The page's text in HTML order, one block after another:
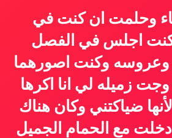
ق
وحلمت ان كنت في
اجلس في الفصل
وكنت اصورهما
زميله لي انا اكرها
ضياكتني وكان هناك
مع الحمام الجميل